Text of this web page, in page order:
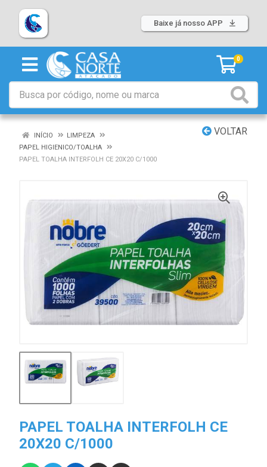
Baixe já nosso APP
0
VOLTAR
INÍCIO
LIMPEZA
PAPEL HIGIENICO/TOALHA
PAPEL TOALHA INTERFOLH CE 20X20 C/1000
PAPEL TOALHA INTERFOLH CE
20X20 C/1000